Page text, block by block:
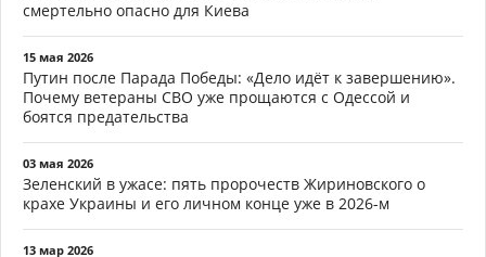
смертельно опасно для Киева
15 мая 2026
Путин после Парада Победы: «Дело идёт к завершению».
Почему ветераны СВО уже прощаются с Одессой и
боятся предательства
03 мая 2026
Зеленский в ужасе: пять пророчеств Жириновского о
крахе Украины и его личном конце уже в 2026-м
13 мар 2026